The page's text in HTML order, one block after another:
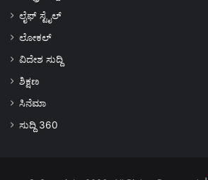
ಲೈಫ್ ಸ್ಟೈಲ್
ಲೋಕಲ್
ವಿದೇಶ ಸುದ್ದಿ
ಶಿಕ್ಷಣ
ಸಿನೆಮಾ
ಸುದ್ದಿ 360